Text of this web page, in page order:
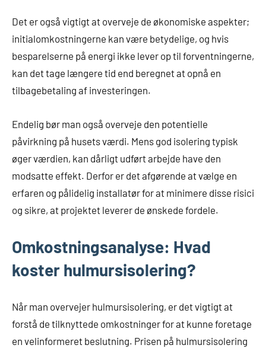
Det er også vigtigt at overveje de økonomiske aspekter;
initialomkostningerne kan være betydelige, og hvis
besparelserne på energi ikke lever op til forventningerne,
kan det tage længere tid end beregnet at opnå en
tilbagebetaling af investeringen.
Endelig bør man også overveje den potentielle
påvirkning på husets værdi. Mens god isolering typisk
øger værdien, kan dårligt udført arbejde have den
modsatte effekt. Derfor er det afgørende at vælge en
erfaren og pålidelig installatør for at minimere disse risici
og sikre, at projektet leverer de ønskede fordele.
Omkostningsanalyse: Hvad
koster hulmursisolering?
Når man overvejer hulmursisolering, er det vigtigt at
forstå de tilknyttede omkostninger for at kunne foretage
en velinformeret beslutning. Prisen på hulmursisolering